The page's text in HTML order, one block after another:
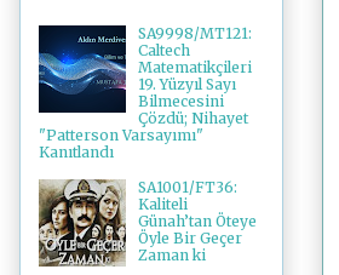
SA9998/MT121:
Caltech
Matematikçileri
19. Yüzyıl Sayı
Bilmecesini
Çözdü; Nihayet
"Patterson Varsayımı"
Kanıtlandı
SA1001/FT36:
Kaliteli
Günah’tan Öteye
Öyle Bir Geçer
Zaman ki